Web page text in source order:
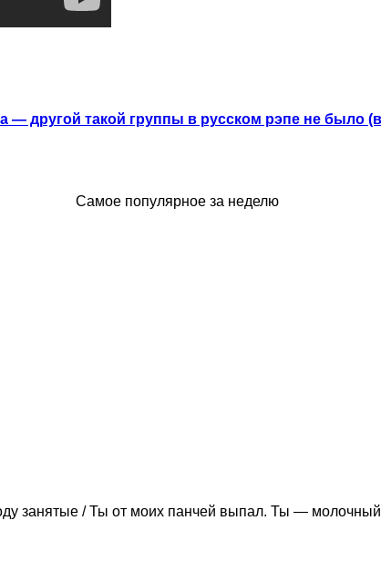
— другой такой группы в русском рэпе не было
Самое популярное за неделю
занятые / Ты от моих панчей выпал. Ты —